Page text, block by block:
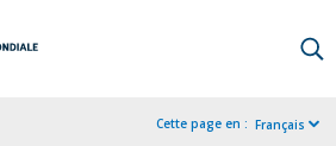
Cette page en : Français